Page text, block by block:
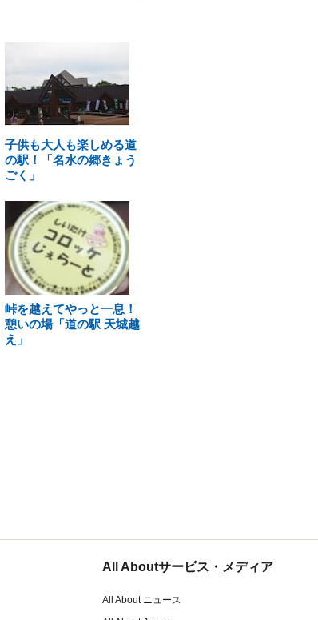
子供も大人も楽しめる道
の駅！「名水の郷きょう
ごく」
峠を越えてやっと一息！
憩いの場「道の駅 天城越
え」
All Aboutサービス・メディア
All About ニュース